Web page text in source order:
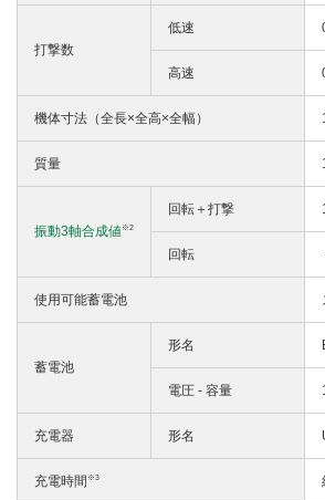
打撃数
低速
高速
機体寸法（全長×全高×全幅）
質量
振動3軸合成値※2
回転＋打撃
回転
使用可能蓄電池
蓄電池
形名
電圧 - 容量
充電器 形名
充電時間 ※3